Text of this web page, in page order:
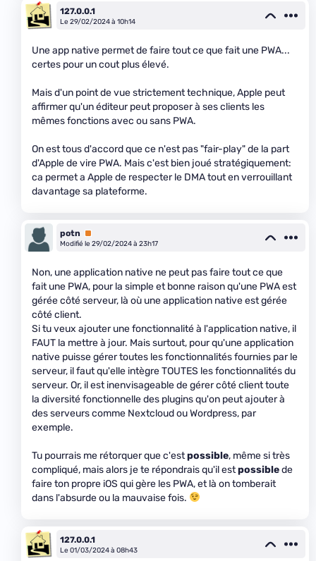
127.0.0.1
Le 29/02/2024 à 10h14
Une app native permet de faire tout ce que fait une PWA...
certes pour un cout plus élevé.
Mais d'un point de vue strictement technique, Apple peut
affirmer qu'un éditeur peut proposer à ses clients les
mêmes fonctions avec ou sans PWA.
On est tous d'accord que ce n'est pas "fair-play" de la part
d'Apple de vire PWA. Mais c'est bien joué stratégiquement:
ca permet a Apple de respecter le DMA tout en verrouillant
davantage sa plateforme.
potn
Premium
Modifié le 29/02/2024 à 23h17
Non, une application native ne peut pas faire tout ce que
fait une PWA, pour la simple et bonne raison qu'une PWA est
gérée côté serveur, là où une application native est gérée
côté client.
Si tu veux ajouter une fonctionnalité à l'application native, il
FAUT la mettre à jour. Mais surtout, pour qu'une application
native puisse gérer toutes les fonctionnalités fournies par le
serveur, il faut qu'elle intègre TOUTES les fonctionnalités du
serveur. Or, il est inenvisageable de gérer côté client toute
la diversité fonctionnelle des plugins qu'on peut ajouter à
des serveurs comme Nextcloud ou Wordpress, par
exemple.
Tu pourrais me rétorquer que c'estpossible, même si très
compliqué, mais alors je te répondrais qu'il estpossiblede
faire ton propre iOS qui gère les PWA, et là on tomberait
dans l'absurde ou la mauvaise fois.
127.0.0.1
Le 01/03/2024 à 08h43